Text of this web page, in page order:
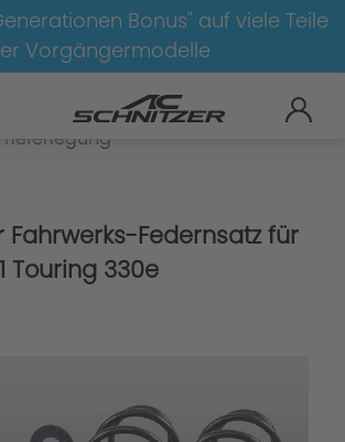
Bonus" auf viele Teile
Vorgängermodelle
3er-G20/G21-LCI
Tieferlegung
Fahrwerks-Federnsatz für
Touring 330e